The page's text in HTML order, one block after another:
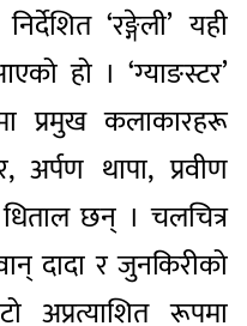
‘रङ्गेली’ यही
हो । ‘ग्याङस्टर’
प्रमुख कलाकारहरू
अर्पण थापा, प्रवीण
छन् । चलचित्र
दादा र जुनकिरीको
अप्रत्याशित रूपमा